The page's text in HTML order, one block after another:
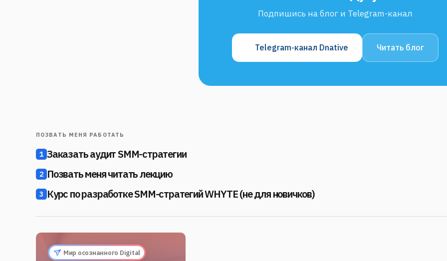
Подпишись на блог и Telegram-канал
Telegram-канал Dnative Читать блог
ПОЗВАТЬ МЕНЯ РАБОТАТЬ
1 Заказать аудит SMM-стратегии
2 Позвать меня читать лекцию
3 Курс по разработке SMM-стратегий WHYTE (не для новичков)
Мир осознанного Digital